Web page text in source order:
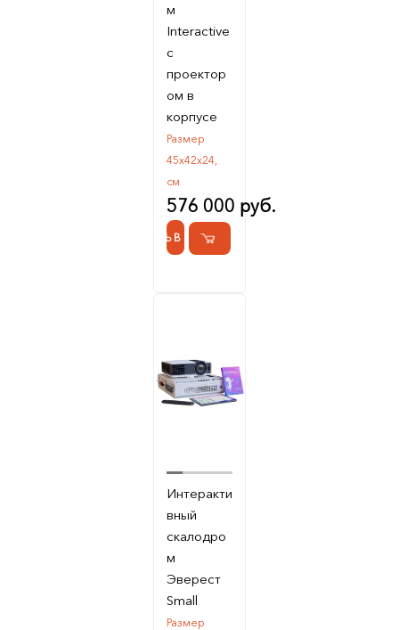
м
Interactive
с
проектор
ом в
корпусе
Размер
45х42х24,
см
576 000 руб.
КУПИТЬ В 1 КЛИК
Интеракти
вный
скалодро
м
Эверест
Small
Размер